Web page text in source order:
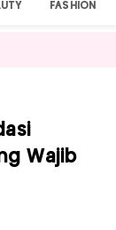
FASHION
Wajib